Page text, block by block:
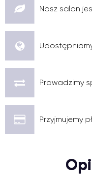
Nasz salon
Prowadzimy
Przyjmujemy